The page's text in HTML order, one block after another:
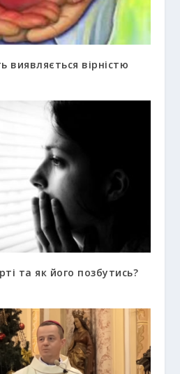
виявляється вірністю
та як його позбутись?